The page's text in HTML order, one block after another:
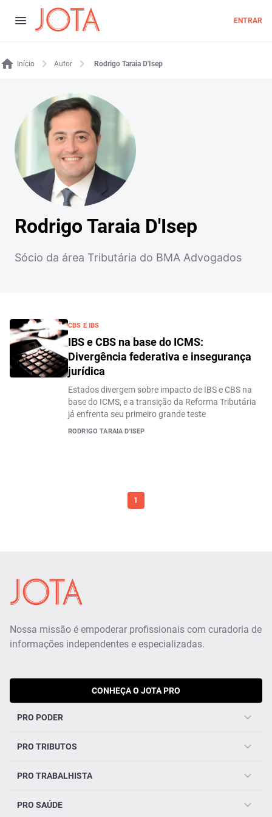
ENTRAR
Início Autor Rodrigo Taraia D'Isep
Rodrigo Taraia D'Isep
Sócio da área Tributária do BMA Advogados
CBS E IBS
IBS e CBS na base do ICMS:
Divergência federativa e insegurança
jurídica
Estados divergem sobre impacto de IBS e CBS na
base do ICMS, e a transição da Reforma Tributária
já enfrenta seu primeiro grande teste
RODRIGO TARAIA D'ISEP
1
Nossa missão é empoderar profissionais com curadoria de
informações independentes e especializadas.
CONHEÇA O JOTA PRO
PRO PODER
PRO TRIBUTOS
PRO TRABALHISTA
PRO SAÚDE